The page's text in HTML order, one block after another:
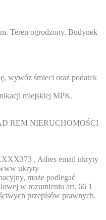
Teren ogrodzony. Budynek
wywóz śmieci oraz podatek
miejskiej MPK.
REM NIERUCHOMOŚCI
, Adres email ukryty
ukryty
może podlegać
w rozumieniu art. 66 1
przepisów prawnych.